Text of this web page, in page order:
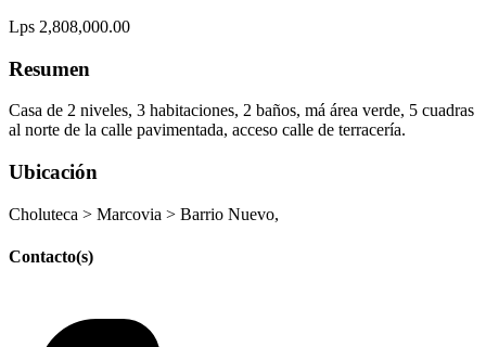
Lps 2,808,000.00
Resumen
Casa de 2 niveles, 3 habitaciones, 2 baños, má área verde, 5 cuadras
al norte de la calle pavimentada, acceso calle de terracería.
Ubicación
Choluteca > Marcovia > Barrio Nuevo,
Contacto(s)